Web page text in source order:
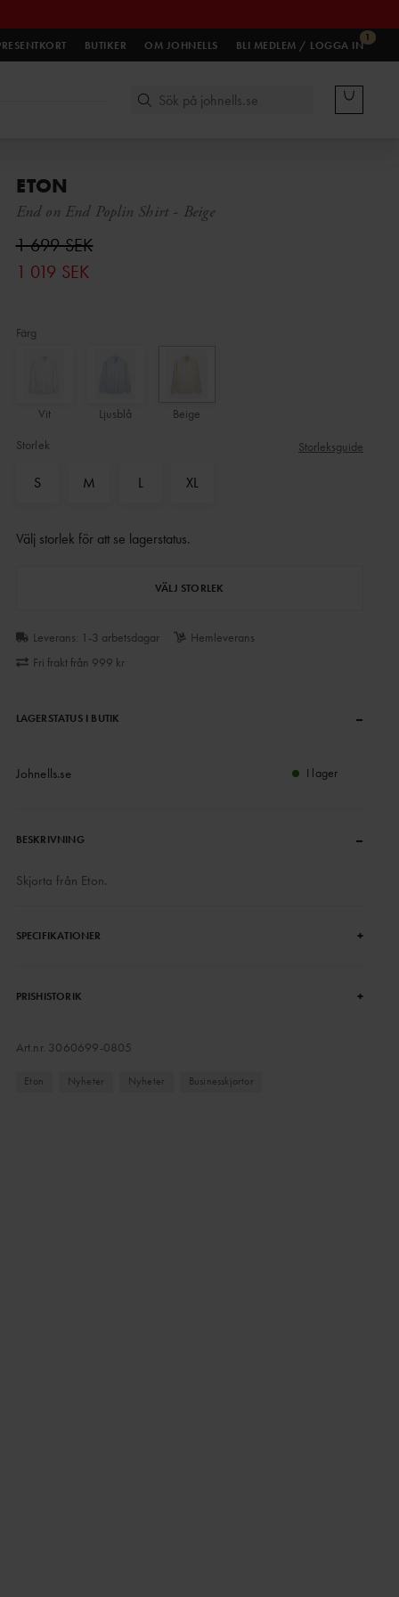
BUTIKER OM JOHNELLS
1
BLI MEDLEM / LOGGA IN
ETON
End on End Poplin Shirt - Beige
1 699 SEK
1 019 SEK
Färg
Vit Ljusblå
Beige
Storlek
Storleksguide
S M L XL
Välj storlek för att se lagerstatus.
VÄLJ STORLEK
Leverans: 1-3 arbetsdagar
Hemleverans
Fri frakt från 999 kr
LAGERSTATUS I BUTIK –
Johnells.se I lager
BESKRIVNING –
Skjorta från Eton.
SPECIFIKATIONER +
PRISHISTORIK +
Art.nr. 3060699-0805
Eton Nyheter Nyheter Businesskjortor